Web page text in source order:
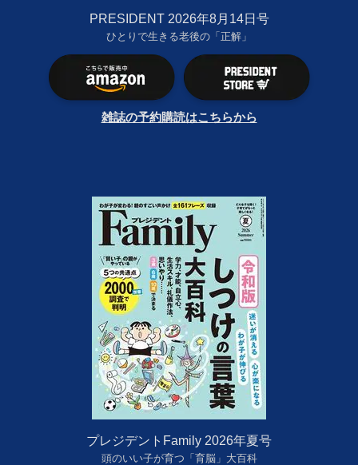
PRESIDENT 2026年8月14日号
ひとりで生きる老後の「正解」
雑誌の予約購読はこちらから
プレジデントFamily 2026年夏号
頭のいい子が育つ「育脳」大百科